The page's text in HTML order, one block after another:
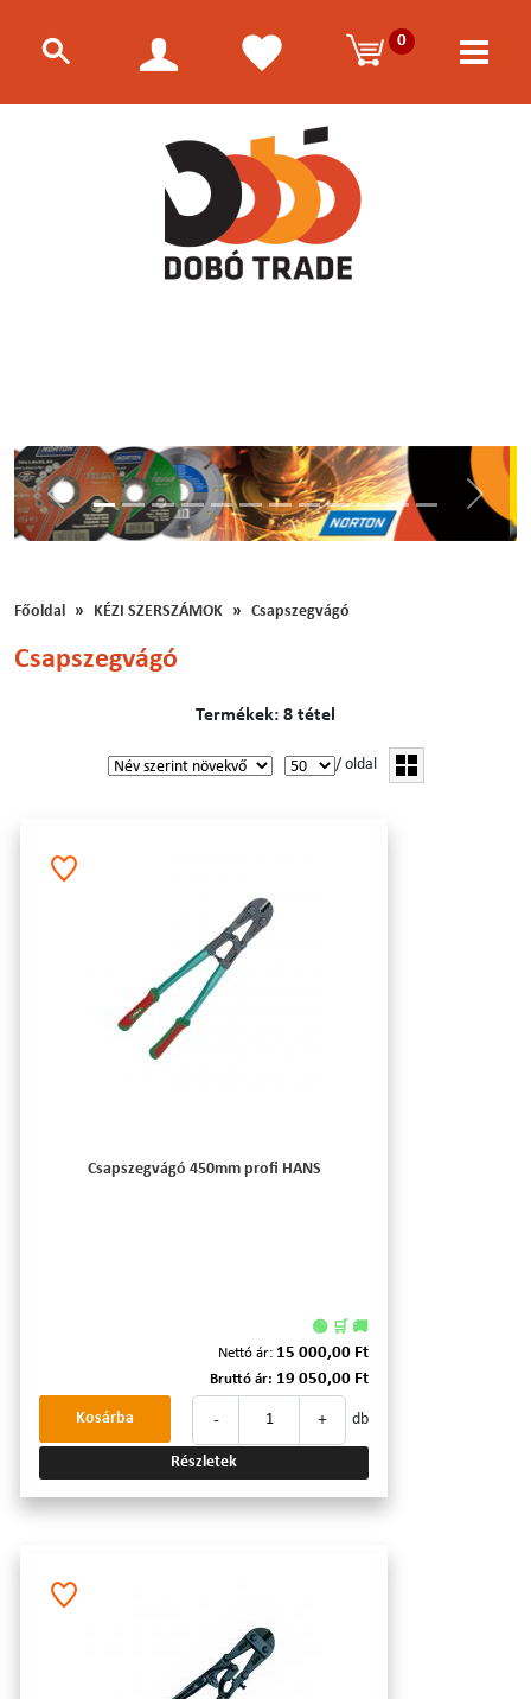
0
Előző
Főoldal KÉZI SZERSZÁMOK Csapszegvágó
Csapszegvágó
Termékek: 8 tétel
/ oldal
Csapszegvágó 450mm profi HANS
🟢 🛒 🚚
Nettó ár: 15 000,00 Ft
Bruttó ár: 19 050,00 Ft
- + db
Kosárba
Részletek